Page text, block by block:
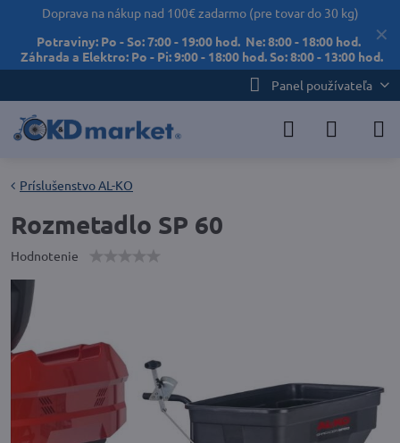
✕
Doprava na nákup nad 100€ zadarmo (pre tovar do 30 kg)
Potraviny: Po - So: 7:00 - 19:00 hod. Ne: 8:00 - 18:00 hod.
Záhrada a Elektro: Po - Pi: 9:00 - 18:00 hod. So: 8:00 - 13:00 hod.
Panel používateľa
Príslušenstvo AL-KO
Rozmetadlo SP 60
Hodnotenie